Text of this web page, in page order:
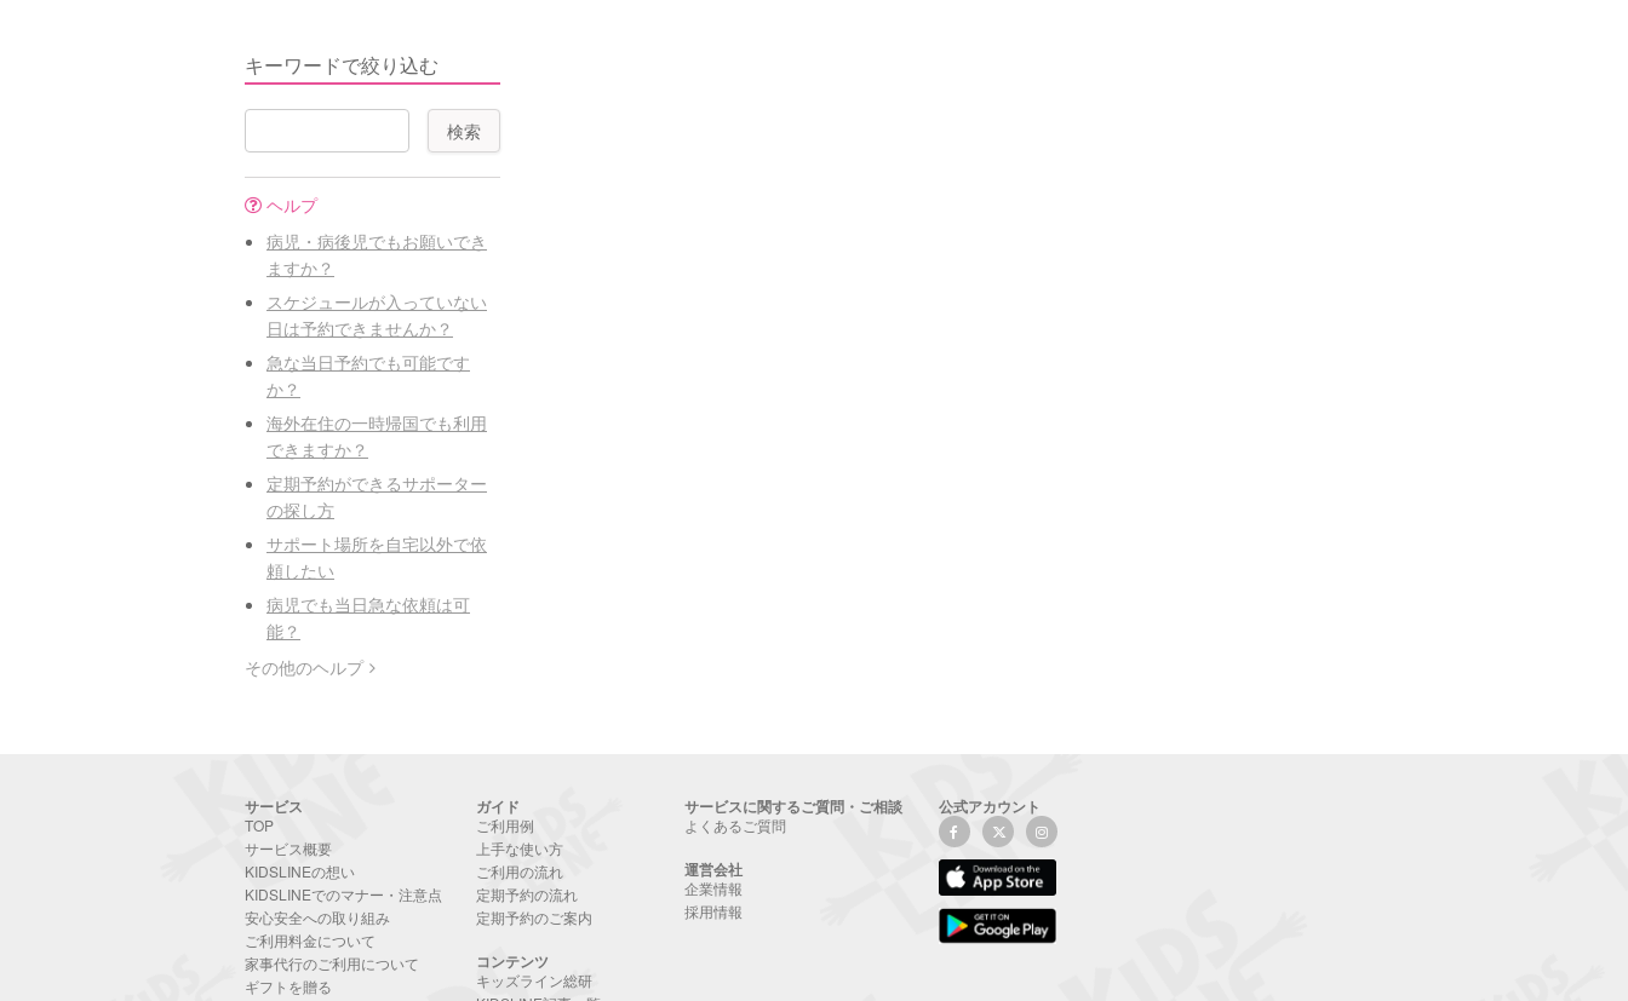
キーワードで絞り込む
ヘルプ
病児・病後児でもお願いでき
ますか？
スケジュールが入っていない
日は予約できませんか？
急な当日予約でも可能です
か？
海外在住の一時帰国でも利用
できますか？
定期予約ができるサポーター
の探し方
サポート場所を自宅以外で依
頼したい
病児でも当日急な依頼は可
能？
その他のヘルプ
サービス
TOP
サービス概要
KIDSLINEの想い
KIDSLINEでのマナー・注意点
安心安全への取り組み
ご利用料金について
家事代行のご利用について
ギフトを贈る
ガイド
ご利用例
上手な使い方
ご利用の流れ
定期予約の流れ
定期予約のご案内
コンテンツ
キッズライン総研
サービスに関するご質問・ご相談
よくあるご質問
運営会社
企業情報
採用情報
公式アカウント